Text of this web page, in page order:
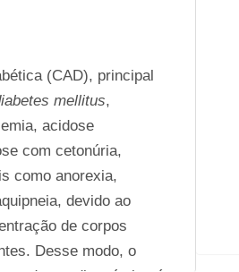
(CAD), principal
mellitus,
acidose
com cetonúria,
como anorexia,
devido ao
de corpos
Desse modo, o